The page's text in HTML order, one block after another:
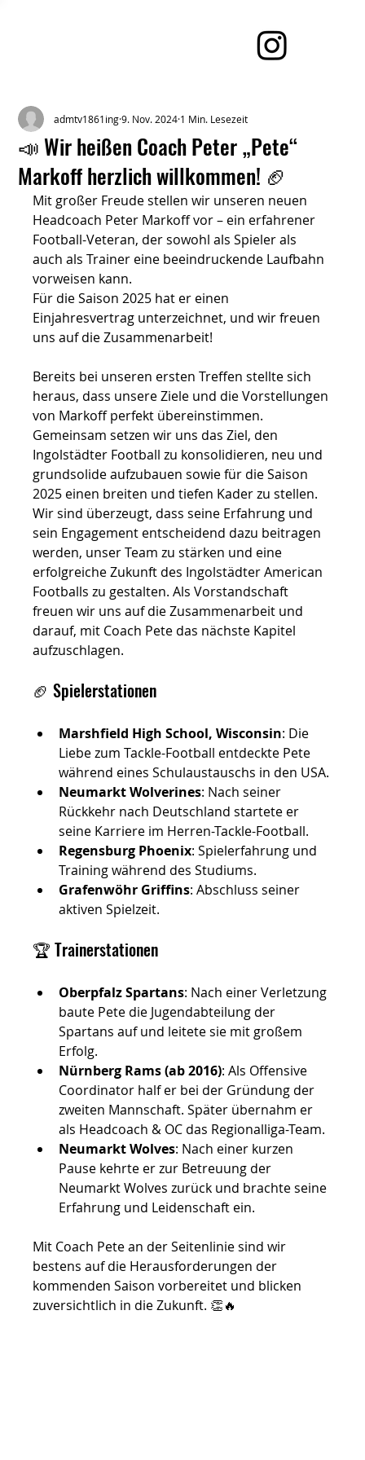
📣 Wir heißen Coach Peter „Pete“
Markoff herzlich willkommen! 🏈
admtv1861ing 9. Nov. 2024 1 Min. Lesezeit
Mit großer Freude stellen wir unseren neuen
Headcoach Peter Markoff vor – ein erfahrener
Football-Veteran, der sowohl als Spieler als
auch als Trainer eine beeindruckende Laufbahn
vorweisen kann.
Für die Saison 2025 hat er einen
Einjahresvertrag unterzeichnet, und wir freuen
uns auf die Zusammenarbeit!
Bereits bei unseren ersten Treffen stellte sich
heraus, dass unsere Ziele und die Vorstellungen
von Markoff perfekt übereinstimmen.
Gemeinsam setzen wir uns das Ziel, den
Ingolstädter Football zu konsolidieren, neu und
grundsolide aufzubauen sowie für die Saison
2025 einen breiten und tiefen Kader zu stellen.
Wir sind überzeugt, dass seine Erfahrung und
sein Engagement entscheidend dazu beitragen
werden, unser Team zu stärken und eine
erfolgreiche Zukunft des Ingolstädter American
Footballs zu gestalten. Als Vorstandschaft
freuen wir uns auf die Zusammenarbeit und
darauf, mit Coach Pete das nächste Kapitel
aufzuschlagen.
🏈 Spielerstationen
Marshfield High School, Wisconsin: Die
Liebe zum Tackle-Football entdeckte Pete
während eines Schulaustauschs in den USA.
Neumarkt Wolverines: Nach seiner
Rückkehr nach Deutschland startete er
seine Karriere im Herren-Tackle-Football.
Regensburg Phoenix: Spielerfahrung und
Training während des Studiums.
Grafenwöhr Griffins: Abschluss seiner
aktiven Spielzeit.
🏆 Trainerstationen
Oberpfalz Spartans: Nach einer Verletzung
baute Pete die Jugendabteilung der
Spartans auf und leitete sie mit großem
Erfolg.
Nürnberg Rams (ab 2016): Als Offensive
Coordinator half er bei der Gründung der
zweiten Mannschaft. Später übernahm er
als Headcoach & OC das Regionalliga-Team.
Neumarkt Wolves: Nach einer kurzen
Pause kehrte er zur Betreuung der
Neumarkt Wolves zurück und brachte seine
Erfahrung und Leidenschaft ein.
Mit Coach Pete an der Seitenlinie sind wir
bestens auf die Herausforderungen der
kommenden Saison vorbereitet und blicken
zuversichtlich in die Zukunft. 👏🔥